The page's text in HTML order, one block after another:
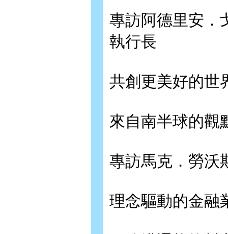
專訪阿德里安．
執行長
共創更美好的世
來自南半球的觀
專訪馬克．勞沃
理念驅動的金融